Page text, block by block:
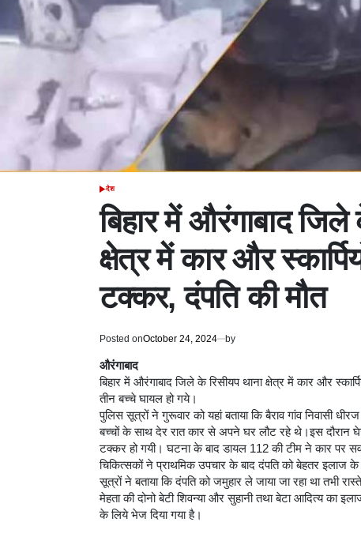
POSTED
IN
देश
बिहार में औरंगाबाद जिले
क्षेत्र में कार और
टक्कर, दंपति की मौत
Posted onOctober 24, 2024 by
औरंगाबाद
बिहार में औरंगाबाद जिले के रिसीयप थाना क्षेत्र में कार और
तीन बच्चे घायल हो गये।
पुलिस सूत्रों ने गुरूवार को यहां बताया कि बैराव गांव निवासी
बच्चों के साथ देर रात कार से अपने घर लौट रहे थे।इस दौरान
टक्कर हो गयी। घटना के बाद डायल 112 की टीम ने कार पर
चिकित्सकों ने प्राथमिक उपचार के बाद दंपति को बेहतर इलाज
सूत्रों ने बताया कि दंपति को जमुहार ले जाया जा रहा था तभी
मेहता की दोनो बेटी शिवन्या और सुहानी तथा बेटा आदित्य का
के लिये भेज दिया गया है।